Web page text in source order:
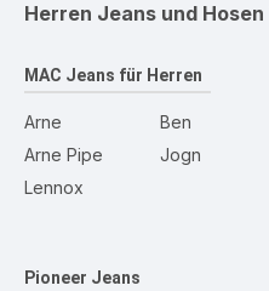
Herren Jeans und Hosen
MAC Jeans für Herren
Arne
Arne Pipe
Lennox
Ben
Jogn
Pioneer Jeans